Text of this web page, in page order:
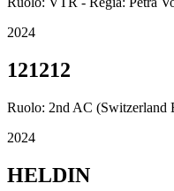
2024
121212
Ruolo: 2nd AC (Switzerland
2024
HELDIN